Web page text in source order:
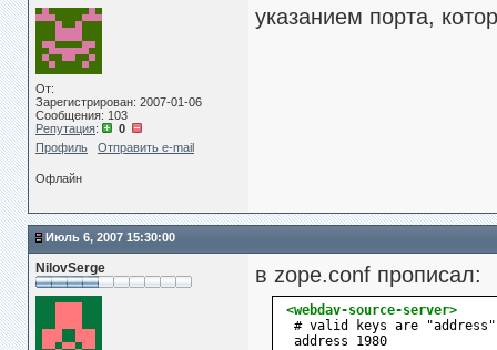
От:
Зарегистрирован: 2007-01-06
Сообщения: 103
Репутация:
0
Профиль
Отправить e-mail
указанием порта,
Офлайн
Июль 6, 2007 15:30:00
NilovSerge в zope.conf прописал:
<webdav-source-server>
# valid keys are
  address 1980